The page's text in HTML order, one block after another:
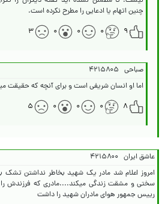
چنین اتهام یا ادعایی را مطرح نکرده است.
۹
۰ ۰ ۰ ۳
صباحی ۴۲۱۵۸۰۵
اما او انسان شریفی است و برای آنچه که حقیقت
۸
۰ ۰ ۰ ۵
عاشق ایران ۴۲۱۵۸۰۰
امروز اعلام شد مادر یک شهید بخاطر نداشتن تشک
سختی و مشقت زندگی میکند....مادری که فرزندش را
رییس جمهور هوای مادران شهید را داشت